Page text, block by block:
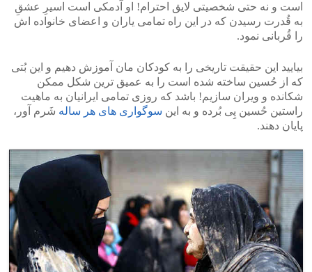
است و نه حتی شخصیتی لایق احترام! او آدمکی است اسیرِ عشقِ
به قُدرت رسیدن که در این راه تمامی یاران و اعضای خانواده اش
را قُربانی نمود.
بیایید این حقیقت تاریخی را به کودکان مان آموزش دهیم و این بُتی
که از حُسین ساخته شده است را به عمیق ترین شکل ممکن
شکانده و ویران سازیم! باشد که روزی تمامی ایرانیان به ماهیت
راستین حُسین پِی بُرده و به این سوگواری های هر ساله شَرم آور،
پایان دهند.